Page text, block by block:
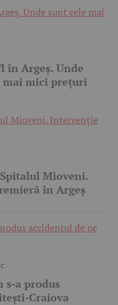
în Argeș. Unde
mai mici prețuri
Mioveni.
în Argeș
s-a produs
Craiova